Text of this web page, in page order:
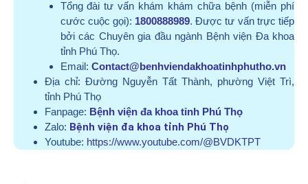
Tổng đài tư vấn khám khám chữa bệnh (miễn phí
cước cuộc gọi): 1800888989. Được tư vấn trực tiếp
bởi các Chuyên gia đầu ngành Bệnh viện Đa khoa
tỉnh Phú Thọ.
Email: Contact@benhviendakhoatinhphutho.vn
Địa chỉ: Đường Nguyễn Tất Thành, phường Việt Trì,
tỉnh Phú Thọ
Fanpage: Bệnh viện đa khoa tỉnh Phú Thọ
Zalo: Bệnh viện đa khoa tỉnh Phú Thọ
Youtube: https://www.youtube.com/@BVDKTPT